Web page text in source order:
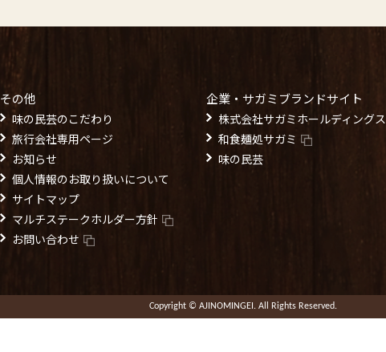
その他
味の民芸のこだわり
旅行会社専用ページ
お知らせ
個人情報のお取り扱いについて
サイトマップ
マルチステークホルダー方針
お問い合わせ
企業・サガミブランドサイト
株式会社サガミホールディングス
和食麺処サガミ
味の民芸
Copyright © AJINOMINGEI. All Rights Reserved.